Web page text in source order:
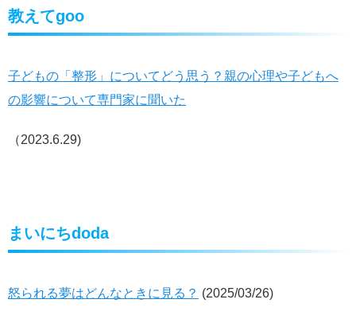
教えてgoo
子どもの「整形」についてどう思う？親の心理や子どもへ
の影響について専門家に聞いた
（2023.6.29)
まいにちdoda
怒られる夢はどんなときに見る？ (2025/03/26)